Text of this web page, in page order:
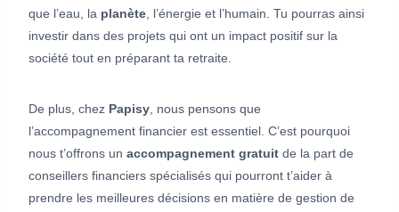
que l’eau, la planète , l’énergie et l’humain. Tu pourras ainsi
investir dans des projets qui ont un impact positif sur la
société tout en préparant ta retraite.
De plus, chez Papisy , nous pensons que
l’accompagnement financier est essentiel. C’est pourquoi
nous t’offrons un accompagnement gratuit de la part de
conseillers financiers spécialisés qui pourront t’aider à
prendre les meilleures décisions en matière de gestion de